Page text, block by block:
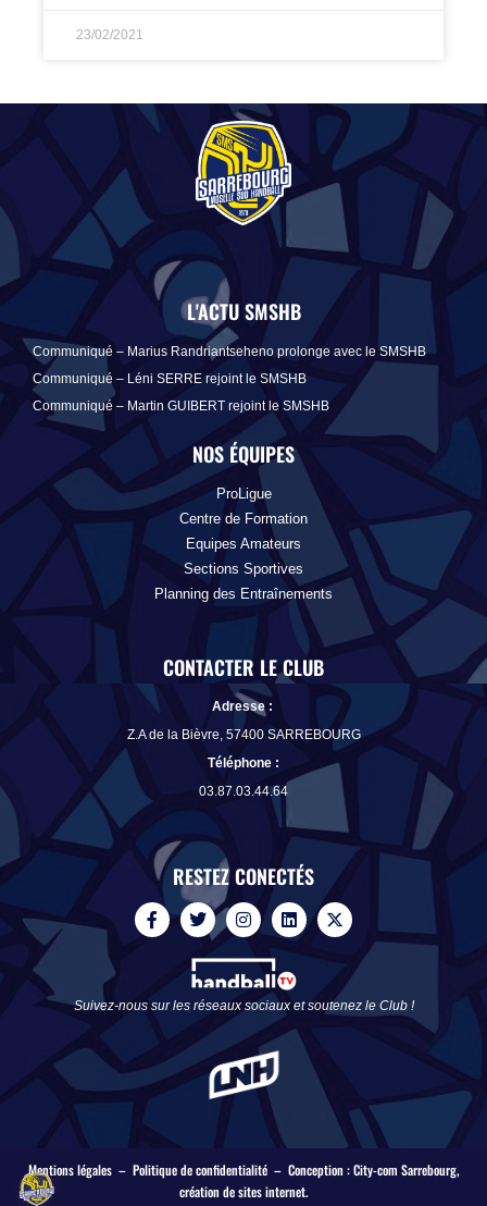
23/02/2021
L'ACTU SMSHB
Communiqué – Marius Randriantseheno prolonge avec le SMSHB
Communiqué – Léni SERRE rejoint le SMSHB
Communiqué – Martin GUIBERT rejoint le SMSHB
NOS ÉQUIPES
ProLigue
Centre de Formation
Equipes Amateurs
Sections Sportives
Planning des Entraînements
CONTACTER LE CLUB
Adresse :
Z.A de la Bièvre, 57400 SARREBOURG
Téléphone :
03.87.03.44.64
RESTEZ CONECTÉS
F
a
c
o
o
-
f
T
w
i
t
t
e
r
I
n
s
t
a
g
r
a
m
L
i
n
e
d
i
n
X
-
t
t
t
Suivez-nous sur les réseaux sociaux et soutenez le Club !
Mentions légales– Politique de confidentialité– Conception :City-com Sarrebourg,
création de sites internet.